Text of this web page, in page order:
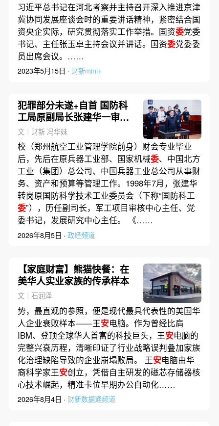
习近平总书记在河北考察并主持召开深入推进京津
冀协同发展座谈会时的重要讲话精神，紧密结合国
资央企实际，研究贯彻落实工作举措。国资委党委
书记、主任张玉卓主持会议并讲话。国资委党委委
员出席会议。……
2023年5月15日 · 财新mini+
犯罪部分未遂+自首 国防科
工局原副局长张建华一审获
刑10年
文｜财新 冯华妹
校（郑州航空工业管理学院前身）财会专业毕业
后，先后在原兵器工业部、国家机械委、中国北方
工业（集团）总公司、中国兵器工业总公司从事财
务、资产和预算等管理工作。1998年7月，张建华
转岗原国防科学技术工业委员会（下称“国防科工
委”），历任副司长，军工项目审核中心主任、党
委书记，发展研究中心主任。 《……
2026年8月5日 · 政经频道
【家庭财富】熊猫快餐：在
美华人实业家族的传承样本
文｜石润泽
势，最直观的参照，便是现代最具代表性的美国华
人企业衰败样本——王安电脑。作为曾经比肩
IBM、登顶全球华人首富的科技巨头，王安电脑的
完整兴衰历程，清晰印证了行业战略误判叠加家族
化治理缺陷导致的企业崩塌败局。 王安电脑由华
裔科学家王安创立，凭借自主研发的磁芯存储器核
心技术崛起，精准卡位早期办公自动化……
2026年8月4日 · 财新数据通频道